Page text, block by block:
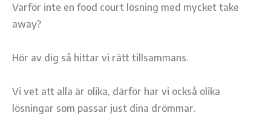
Varför inte en food court lösning med mycket take
away?
Hör av dig så hittar vi rätt tillsammans.
Vi vet att alla är olika, därför har vi också olika
lösningar som passar just dina drömmar.